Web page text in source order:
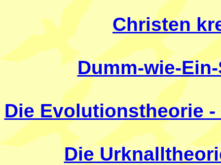
Christen
Dumm-wie-
Die Evolutionstheorie
Die